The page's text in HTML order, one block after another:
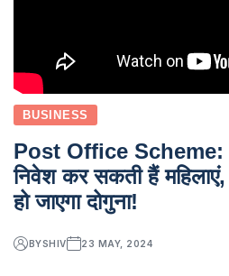
BUSINESS
Post Office Scheme:
निवेश कर सकती हैं
हो जाएगा दोगुना!
BYSHIV 23 MAY, 2024